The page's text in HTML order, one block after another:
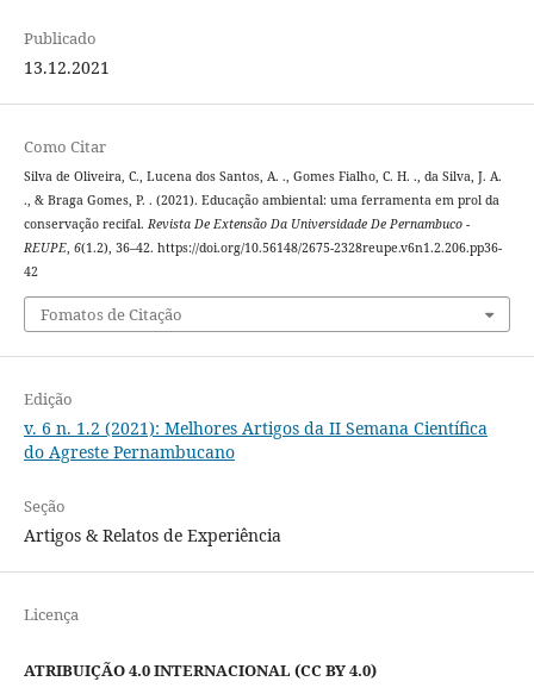
Publicado
13.12.2021
Como Citar
Silva de Oliveira, C., Lucena dos Santos, A. ., Gomes Fialho, C. H. ., da Silva, J. A.
., & Braga Gomes, P. . (2021). Educação ambiental: uma ferramenta em prol da
conservação recifal. Revista De Extensão Da Universidade De Pernambuco -
REUPE, 6(1.2), 36–42. https://doi.org/10.56148/2675-2328reupe.v6n1.2.206.pp36-
42
Fomatos de Citação
Edição
v. 6 n. 1.2 (2021): Melhores Artigos da II Semana Científica
do Agreste Pernambucano
Seção
Artigos & Relatos de Experiência
Licença
ATRIBUIÇÃO 4.0 INTERNACIONAL (CC BY 4.0)